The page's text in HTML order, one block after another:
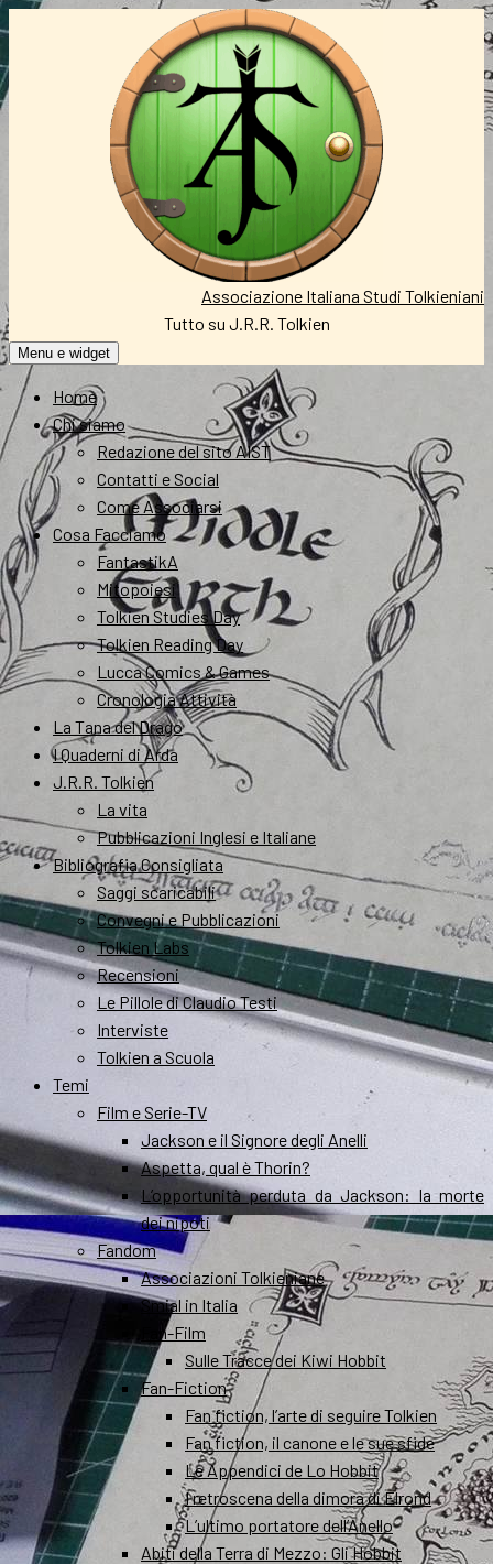
contenuto
Associazione Italiana Studi Tolkieniani
Tutto su J.R.R. Tolkien
Menu e widget
Home
Chi siamo
Redazione del sito AIST
Contatti e Social
Come Associarsi
Cosa Facciamo
FantastikA
Mitopoiesi
Tolkien Studies Day
Tolkien Reading Day
Lucca Comics & Games
Cronologia Attività
La Tana del Drago
I Quaderni di Arda
J.R.R. Tolkien
La vita
Pubblicazioni Inglesi e Italiane
Bibliografia Consigliata
Saggi scaricabili
Convegni e Pubblicazioni
Tolkien Labs
Recensioni
Le Pillole di Claudio Testi
Interviste
Tolkien a Scuola
Temi
Film e Serie-TV
Jackson e il Signore degli Anelli
Aspetta, qual è Thorin?
L’opportunità perduta da Jackson: la morte
dei nipoti
Fandom
Associazioni Tolkieniane
Smial in Italia
Fan-Film
Sulle Tracce dei Kiwi Hobbit
Fan-Fiction
Fan fiction, l’arte di seguire Tolkien
Fan fiction, il canone e le sue sfide
Le Appendici de Lo Hobbit
I retroscena della dimora di Elrond
L’ultimo portatore dell’Anello
Abiti della Terra di Mezzo: Gli Hobbit